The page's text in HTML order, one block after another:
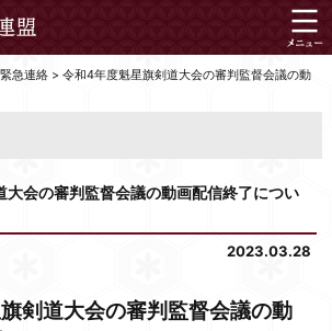
緊急連絡> 令和4年度魁星旗剣道大会の審判監督会議の動
大会の審判監督会議の動画配信終了につい
2023.03.28
剣道大会の審判監督会議の動